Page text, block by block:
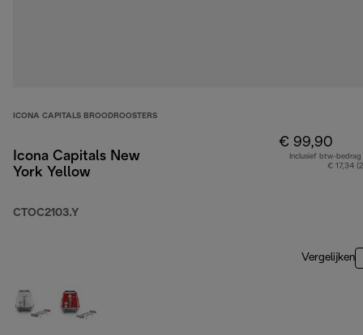
ICONA CAPITALS BROODROOSTERS
Icona Capitals New
York Yellow
CTOC2103.Y
€ 99,90
Inclusief btw-bedrag
€ 17,34
Vergelijken